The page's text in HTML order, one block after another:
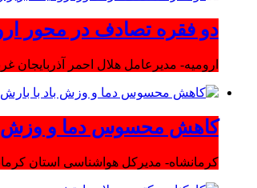
دو فقره تصادف در محور ارومیه -تبریز
ارومیه- مدیرعامل هلال احمر آذربایجان غربی
کاهش محسوس دما و وزش
کرمانشاه- مدیرکل هواشناسی استان